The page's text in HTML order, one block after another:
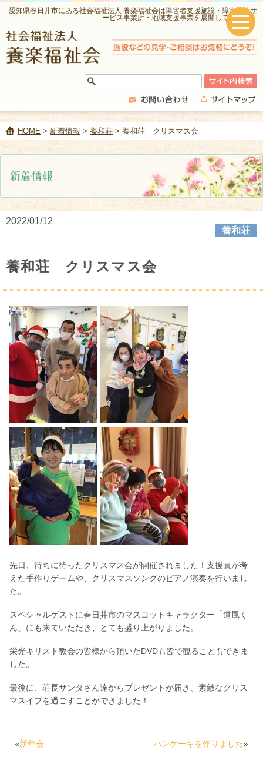
愛知県春日井市にある社会福祉法人 養楽福祉会は障害者支援施設・障害福祉サ
ービス事業所・地域支援事業を展開しています。
HOME > 新着情報 > 養和荘 > 養和荘 クリスマス会
2022/01/12
養和荘
養和荘 クリスマス会
先日、待ちに待ったクリスマス会が開催されました！支援員が考
えた手作りゲームや、クリスマスソングのピアノ演奏を行いまし
た。
スペシャルゲストに春日井市のマスコットキャラクター「道風く
ん」にも来ていただき、とても盛り上がりました。
栄光キリスト教会の皆様から頂いたDVDも皆で観ることもできま
した。
最後に、荘長サンタさん達からプレゼントが届き、素敵なクリス
マスイブを過ごすことができました！
«新年会 パンケーキを作りました»